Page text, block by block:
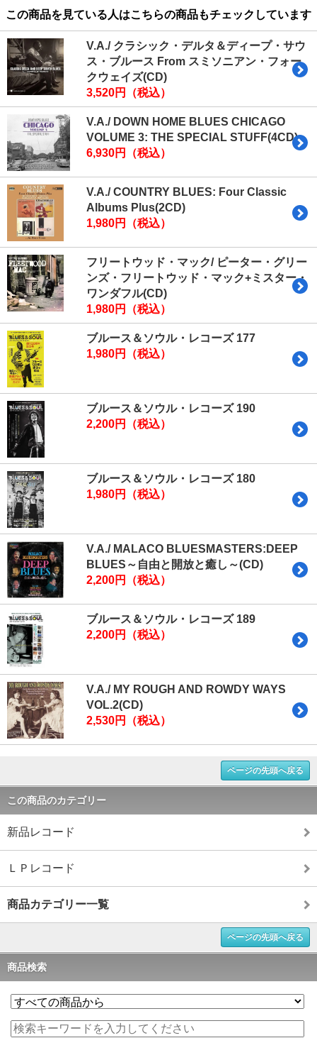
この商品を見ている人はこちらの商品もチェックしています
V.A./ クラシック・デルタ＆ディープ・サウ
ス・ブルース From スミソニアン・フォー
クウェイズ(CD)
3,520円（税込）
V.A./ DOWN HOME BLUES CHICAGO
VOLUME 3: THE SPECIAL STUFF(4CD)
6,930円（税込）
V.A./ COUNTRY BLUES: Four Classic
Albums Plus(2CD)
1,980円（税込）
フリートウッド・マック/ ピーター・グリー
ンズ・フリートウッド・マック+ミスター・
ワンダフル(CD)
1,980円（税込）
ブルース＆ソウル・レコーズ 177
1,980円（税込）
ブルース＆ソウル・レコーズ 190
2,200円（税込）
ブルース＆ソウル・レコーズ 180
1,980円（税込）
V.A./ MALACO BLUESMASTERS:DEEP
BLUES～自由と開放と癒し～(CD)
2,200円（税込）
ブルース＆ソウル・レコーズ 189
2,200円（税込）
V.A./ MY ROUGH AND ROWDY WAYS
VOL.2(CD)
2,530円（税込）
ページの先頭へ戻る
この商品のカテゴリー
新品レコード
ＬＰレコード
商品カテゴリー一覧
ページの先頭へ戻る
商品検索